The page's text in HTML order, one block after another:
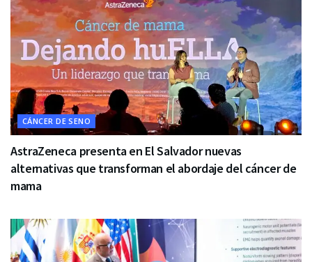
CÁNCER DE SENO
AstraZeneca presenta en El Salvador nuevas
alternativas que transforman el abordaje del cáncer de
mama